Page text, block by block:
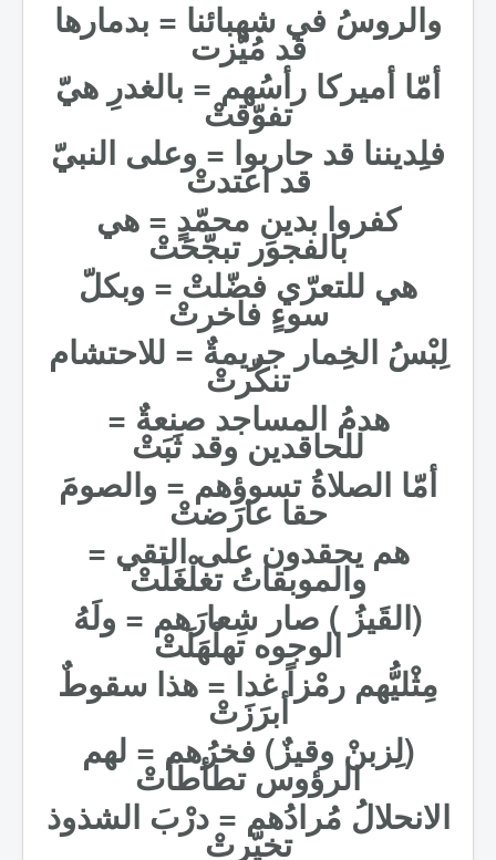
والروسُ في شهبائنا = بدمارها
قد مُيّزت
أمّا أميركا رأسُهم = بالغدرِ هيّ
تفوّقتْ
فلِديننا قد حاربوا = وعلى النبيّ
قد اعتدتْ
كفروا بدينِ محمّدٍ = هي
بالفجور تبجّحَتْ
هي للتعرّي فضّلتْ = وبكلّ
سوءٍ فاخرتْ
لِبْسُ الخِمار جريمةٌ = للاحتشام
تنكّرتْ
هدمُ المساجد صنعةٌ =
للحاقدين وقد ثَبَتْ
أمّا الصلاةُ تسوؤهم = والصومَ
حقا عارَضتْ
هم يحقدون على التقي =
والموبقاتُ تغلْغَلَتْ
(القَيزُ ) صار شِعارَهم = ولَهُ
الوجوه تهلْهَلَتْ
مِثْليُّهم رمْزاً غدا = هذا سقوطٌ
أبرَزَتْ
(لِزبنْ وقيزٌ) فخرُهم = لهم
الرؤوس تطأطأتْ
الانحلالُ مُرادُهم = درْبَ الشذوذ
تخيّرتْ